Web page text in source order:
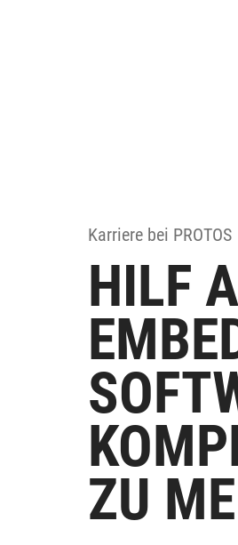
Karriere bei PROTOS
HILF
ZU